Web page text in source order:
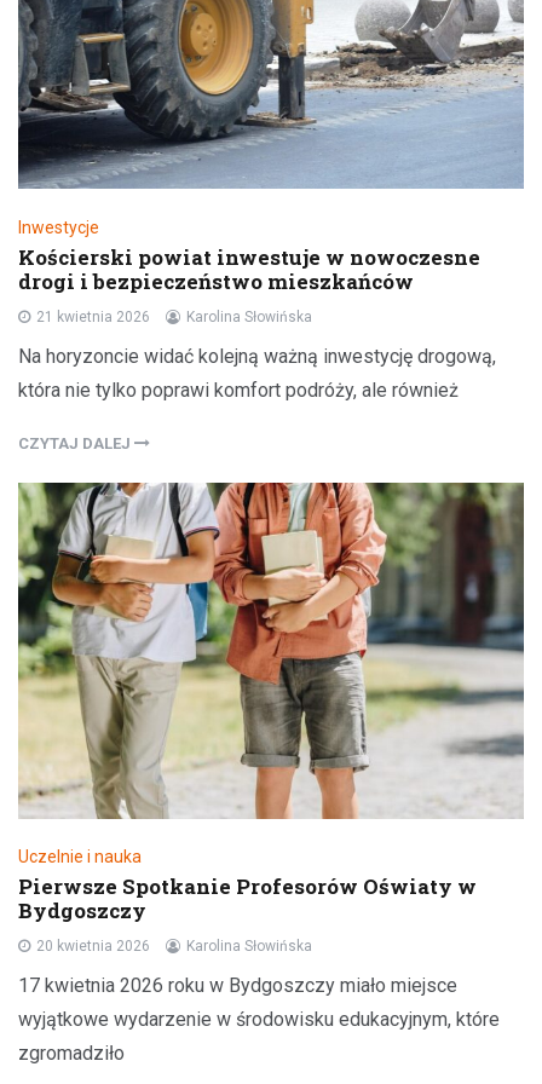
Inwestycje
Kościerski powiat inwestuje w nowoczesne
drogi i bezpieczeństwo mieszkańców
21 kwietnia 2026 Karolina Słowińska
Na horyzoncie widać kolejną ważną inwestycję drogową,
która nie tylko poprawi komfort podróży, ale również
CZYTAJ DALEJ
Uczelnie i nauka
Pierwsze Spotkanie Profesorów Oświaty w
Bydgoszczy
20 kwietnia 2026 Karolina Słowińska
17 kwietnia 2026 roku w Bydgoszczy miało miejsce
wyjątkowe wydarzenie w środowisku edukacyjnym, które
zgromadziło